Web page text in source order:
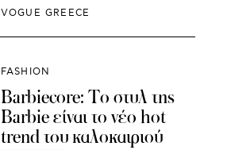
VOGUE GREECE
FASHION
Barbiecore: Το στυλ της
Barbie είναι το νέο hot
trend του καλοκαιριού